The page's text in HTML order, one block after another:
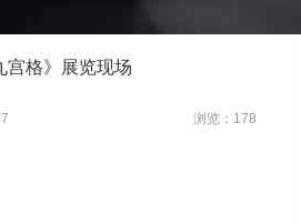
宫格》展览现场
浏览：178